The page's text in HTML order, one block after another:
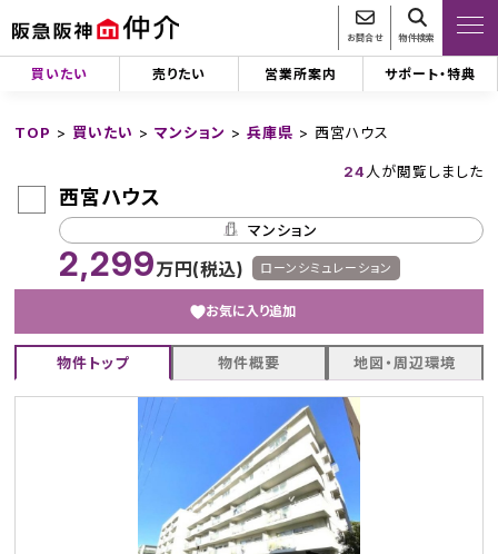
お問合せ 物件検索
買いたい 売りたい 営業所案内 サポート・特典
TOP > 買いたい >マンション >兵庫県 > 西宮ハウス
24人が閲覧しました
西宮ハウス
マンション
2,299万円(税込) ローンシミュレーション
お気に入り追加
物件トップ 物件概要 地図・周辺環境